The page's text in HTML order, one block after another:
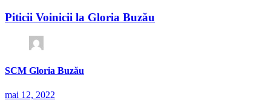
Piticii Voinicii la Gloria Buzău
SCM Gloria Buzău
mai 12, 2022